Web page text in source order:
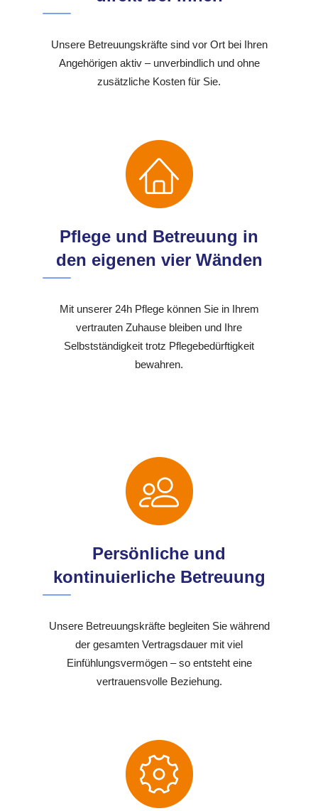
Unsere Betreuungskräfte sind vor Ort bei Ihren
Angehörigen aktiv – unverbindlich und ohne
zusätzliche Kosten für Sie.
Pflege und Betreuung in
den eigenen vier Wänden
Mit unserer 24h Pflege können Sie in Ihrem
vertrauten Zuhause bleiben und Ihre
Selbstständigkeit trotz Pflegebedürftigkeit
bewahren.
Persönliche und
kontinuierliche Betreuung
Unsere Betreuungskräfte begleiten Sie während
der gesamten Vertragsdauer mit viel
Einfühlungsvermögen – so entsteht eine
vertrauensvolle Beziehung.